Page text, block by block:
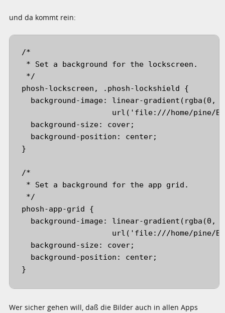
und da kommt rein:
/*
* Set a background for the lockscreen.
*/
phosh-lockscreen, .phosh-lockshield {
background-image: linear-gradient(rgba(0,
url('file:///home/pine/
  background-size: cover;
  background-position: center;
}
/*
* Set a background for the app grid.
*/
phosh-app-grid {
background-image: linear-gradient(rgba(0,
url('file:///home/pine/
  background-size: cover;
  background-position: center;
Wer sicher gehen will, daß die Bilder auch in allen Apps